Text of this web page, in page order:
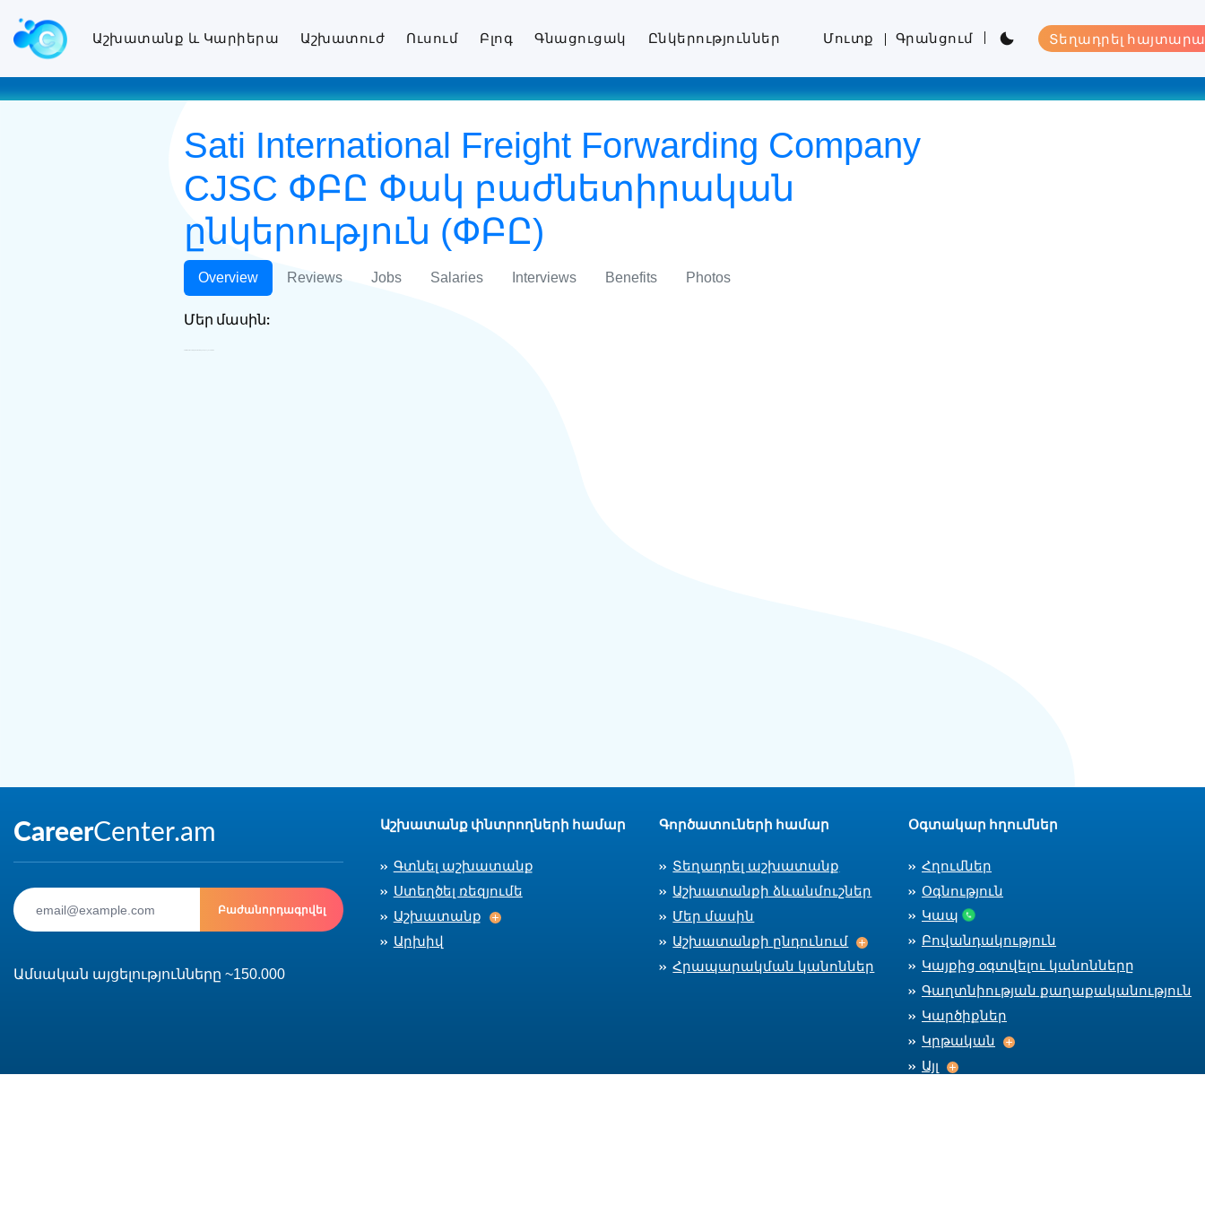
Աշխատանք և Կարիերա Աշխատուժ Ուսում Բլոգ Գնացուցակ Ընկերություններ Մուտք Գրանցում Տեղադրել
Sati International Freight Forwarding Company
CJSC ՓԲԸ Փակ բաժնետիրական
ընկերություն (ՓԲԸ)
Overview Reviews Jobs Salaries Interviews Benefits Photos
Մեր մասին:
Բաժանորդագրվել
Ամսական այցելությունները ~150.000
Աշխատանք փնտրողների համար
Գտնել աշխատանք
Ստեղծել ռեզյումե
Աշխատանք
Աշխատանք
Արխիվ
Գործատուների համար
Տեղադրել աշխատանք
Աշխատանքի ձևանմուշներ
Մեր մասին
Աշխատանքի ընդունում
Աշխատանքի ընդունում
Հրապարակման կանոններ
Օգտակար հղումներ
Հղումներ
Օգնություն
Կապ
Բովանդակություն
Կայքից оգտվելու կանոնները
Գաղտնիության քաղաքականություն
Կարծիքներ
Կրթական
Կրթական
Այլ
Այլ